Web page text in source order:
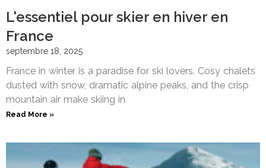
L'essentiel pour skier en hiver en
France
septembre 18, 2025
France in winter is a paradise for ski lovers. Cosy chalets
dusted with snow, dramatic alpine peaks, and the crisp
mountain air make skiing in
Read More »